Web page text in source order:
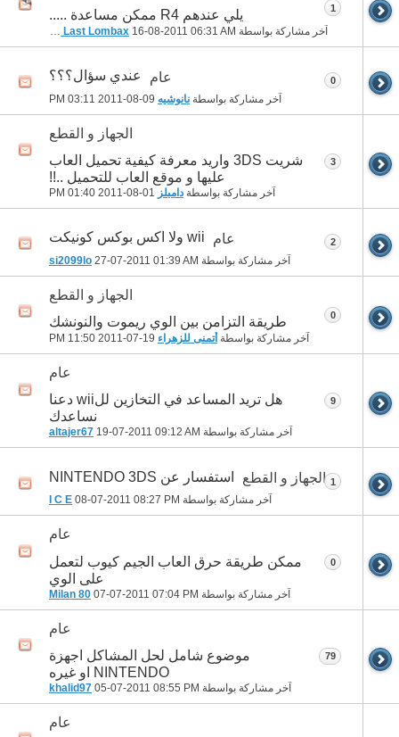
يلي عندهم R4 ممكن مساعدة .....
آخر مشاركة بواسطة The Last Lombax 16-08-2011 06:31 AM
1
عام عندي سؤال؟؟؟
آخر مشاركة بواسطة نانوشيه 03:11 PM
0
الجهاز و القطع
شريت 3DS واريد معرفة كيفية تحميل العاب
عليها و موقع العاب للتحميل ..!!
آخر مشاركة بواسطةدامبلز 01:40 PM
3
عام wii ولا اكس بوكس كونيكت
آخر مشاركة بواسطة si2099lo 27-07-2011 01:39 AM
2
الجهاز و القطع
طريقة التزامن بين الوي ريموت والنونشك
آخر مشاركة بواسطة أتمنى للزهراء 11:50 PM
0
عام
هل تريد المساعد في التخازين للwii دعنا
نساعدك
آخر مشاركة بواسطة altajer67 19-07-2011 09:12 AM
9
الجهاز و القطع استفسار عن NINTENDO 3DS
آخر مشاركة بواسطة I C E 08-07-2011 08:27 PM
1
عام
ممكن طريقة حرق العاب الجيم كيوب لتعمل
على الوي
آخر مشاركة بواسطة Milan 80 07-07-2011 07:04 PM
0
عام
موضوع شامل لحل المشاكل اجهزة
NINTENDO او غيره
آخر مشاركة بواسطة khalid97 05-07-2011 08:55 PM
79
عام